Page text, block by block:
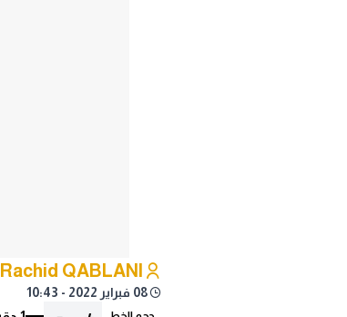
Rachid QABLANI
08 فبراير 2022 - 10:43